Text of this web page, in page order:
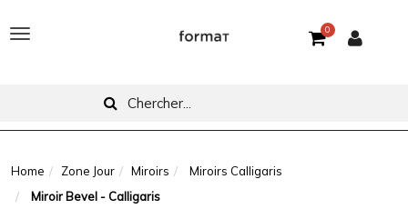
T
g
l
0
Home Zone Jour Miroirs
Miroirs Calligaris
Miroir Bevel - Calligaris